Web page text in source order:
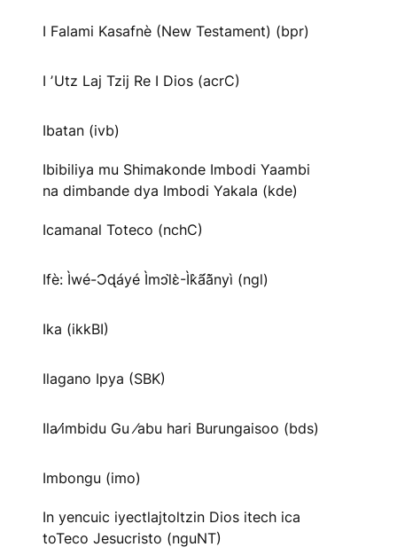
I Falami Kasafnè (New Testament) (bpr)
I ʼUtz Laj Tzij Re I Dios (acrC)
Ibatan (ivb)
Ibibiliya mu Shimakonde Imbodi Yaambi
na dimbande dya Imbodi Yakala (kde)
Icamanal Toteco (nchC)
Ifè: Ìwé-Ɔ̀ɖáyé Ìmↄl̀ɛ̀-Ìk̀ã́ã̀nyì (ngl)
Ika (ikkBI)
Ilagano Ipya (SBK)
Ila⁄imbidu Gu ⁄abu hari Burungaisoo (bds)
Imbongu (imo)
In yencuic iyectlajtoltzin Dios itech ica
toTeco Jesucristo (nguNT)